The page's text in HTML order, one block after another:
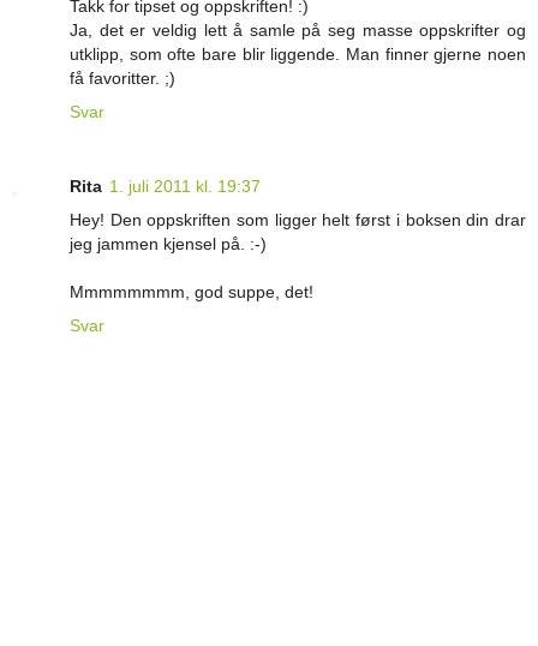
Takk for tipset og oppskriften! :)
Ja, det er veldig lett å samle på seg masse oppskrifter og
utklipp, som ofte bare blir liggende. Man finner gjerne noen
få favoritter. ;)
Svar
Rita 1. juli 2011 kl. 19:37
Hey! Den oppskriften som ligger helt først i boksen din drar
jeg jammen kjensel på. :-)
Mmmmmmmm, god suppe, det!
Svar